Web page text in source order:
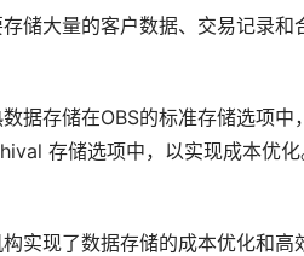
储大量的客户数据、交易记录
据存储在OBS的标准存储选项
存储选项中，以实现成本优
实现了数据存储的成本优化和